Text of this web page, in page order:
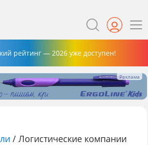
рейтинг — 2026 уже доступен!
/ Логистические компании